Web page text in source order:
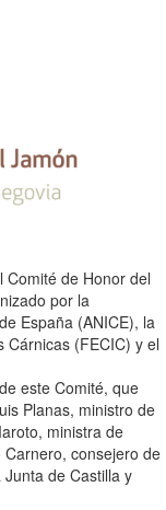
Comité de Honor del
por la
España (ANICE), la
Cárnicas (FECIC) y el
este Comité, que
Planas, ministro de
ministra de
consejero de
de Castilla y